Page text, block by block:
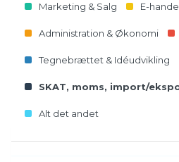
Marketing & Salg E-
Administration & Økonomi
Tegnebrættet & Idéudvikling
SKAT, moms, import/
Alt det andet